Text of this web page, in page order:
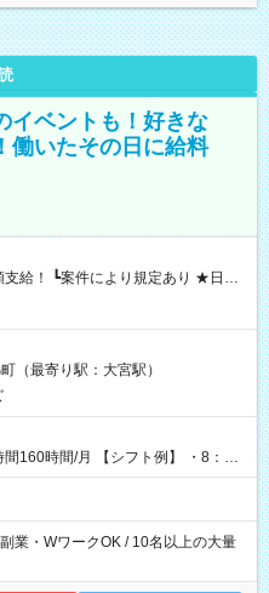
イベントも！好きな
いたその日に給料
たその日に現金GET♪ お仕事後はコ
せます！ 【試用期間】試
（最寄り駅：大宮駅）
シフト例】 ・8：00
業・WワークOK / 10名以上の大量